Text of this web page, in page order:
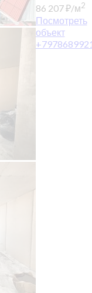
86 207₽/м2
Посмотреть
объект